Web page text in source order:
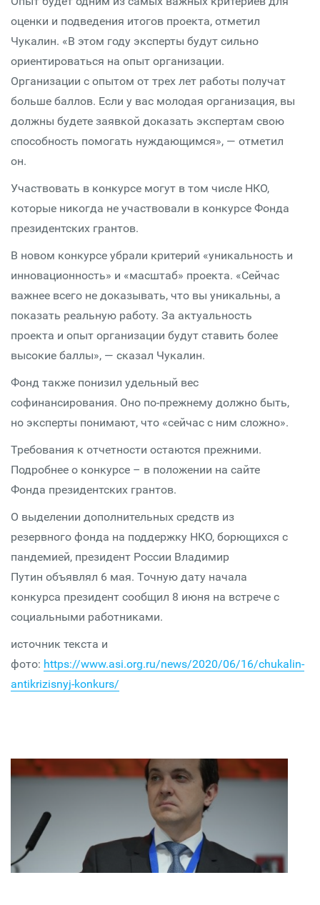
оценки и подведения итогов проекта, отметил
Чукалин. «В этом году эксперты будут сильно
ориентироваться на опыт организации.
Организации с опытом от трех лет работы получат
больше баллов. Если у вас молодая организация, вы
должны будете заявкой доказать экспертам свою
способность помогать нуждающимся», — отметил
он.
Участвовать в конкурсе могут в том числе НКО,
которые никогда не участвовали в конкурсе Фонда
президентских грантов.
В новом конкурсе убрали критерий «уникальность и
инновационность» и «масштаб» проекта. «Сейчас
важнее всего не доказывать, что вы уникальны, а
показать реальную работу. За актуальность
проекта и опыт организации будут ставить более
высокие баллы», — сказал Чукалин.
Фонд также понизил удельный вес
софинансирования. Оно по-прежнему должно быть,
но эксперты понимают, что «сейчас с ним сложно».
Требования к отчетности остаются прежними.
Подробнее о конкурсе – в положении на сайте
Фонда президентских грантов.
О выделении дополнительных средств из
резервного фонда на поддержку НКО, борющихся с
пандемией, президент России Владимир
Путин объявлял 6 мая. Точную дату начала
конкурса президент сообщил 8 июня на встрече с
социальными работниками.
источник текста и
фото: https://www.asi.org.ru/news/2020/06/16/chukalin-
antikrizisnyj-konkurs/